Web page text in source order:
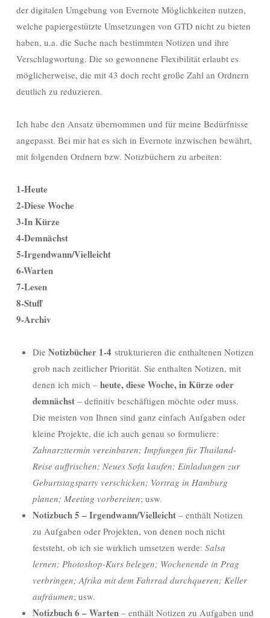
der digitalen Umgebung von Evernote Möglichkeiten nutzen,
welche papiergestützte Umsetzungen von GTD nicht zu bieten
haben, u.a. die Suche nach bestimmten Notizen und ihre
Verschlagwortung. Die so gewonnene Flexibilität erlaubt es
möglicherweise, die mit 43 doch recht große Zahl an Ordnern
deutlich zu reduzieren.
Ich habe den Ansatz übernommen und für meine Bedürfnisse
angepasst. Bei mir hat es sich in Evernote inzwischen bewährt,
mit folgenden Ordnern bzw. Notizbüchern zu arbeiten:
1-Heute
2-Diese Woche
3-In Kürze
4-Demnächst
5-Irgendwann/Vielleicht
6-Warten
7-Lesen
8-Stuff
9-Archiv
Die Notizbücher 1-4 strukturieren die enthaltenen Notizen
grob nach zeitlicher Priorität. Sie enthalten Notizen, mit
denen ich mich – heute, diese Woche, in Kürze oder
demnächst – definitiv beschäftigen möchte oder muss.
Die meisten von Ihnen sind ganz einfach Aufgaben oder
kleine Projekte, die ich auch genau so formuliere:
Zahnarzttermin vereinbaren; Impfungen für Thailand-
Reise auffrischen; Neues Sofa kaufen; Einladungen zur
Geburtstagsparty verschicken; Vortrag in Hamburg
planen; Meeting vorbereiten; usw.
Notizbuch 5 – Irgendwann/Vielleicht – enthält Notizen
zu Aufgaben oder Projekten, von denen noch nicht
feststeht, ob ich sie wirklich umsetzen werde: Salsa
lernen; Photoshop-Kurs belegen; Wochenende in Prag
verbringen; Afrika mit dem Fahrrad durchqueren; Keller
aufräumen; usw.
Notizbuch 6 – Warten – enthält Notizen zu Aufgaben und